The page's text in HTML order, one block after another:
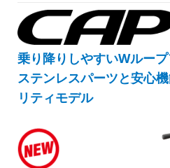
乗り降りしやすいWループ
ステンレスパーツと安心
リティモデル